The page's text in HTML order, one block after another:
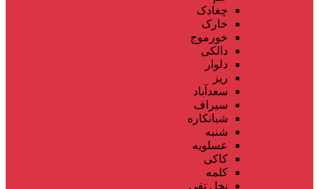
چغادک
خارک
خورموج
دالکی
دلوار
ریز
سعدآباد
سیراف
شبانکاره
شنبه
عسلویه
کاکی
کلمه
نخل تقی